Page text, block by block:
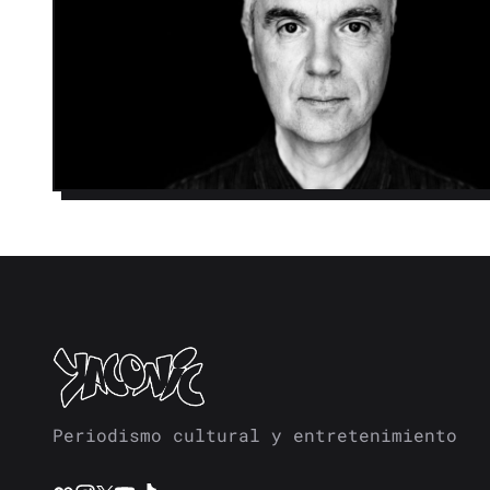
Periodismo cultural y entretenimiento